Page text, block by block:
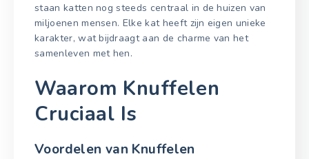
staan katten nog steeds centraal in de huizen van
miljoenen mensen. Elke kat heeft zijn eigen unieke
karakter, wat bijdraagt aan de charme van het
samenleven met hen.
Waarom Knuffelen
Cruciaal Is
Voordelen van Knuffelen